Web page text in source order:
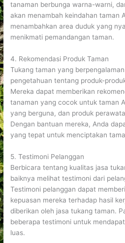
tanaman berbunga warna-warni,
akan menambah keindahan taman
menambahkan area duduk yang
menikmati pemandangan taman.
4. Rekomendasi Produk Taman
Tukang taman yang
pengetahuan tentang produk-
Mereka dapat memberikan
tanaman yang cocok untuk taman
yang berguna, dan produk
Dengan bantuan mereka, Anda
yang tepat untuk menciptakan
5. Testimoni Pelanggan
Berbicara tentang kualitas jasa
baiknya melihat testimoni dari
Testimoni pelanggan dapat
kepuasan mereka terhadap hasil
diberikan oleh jasa tukang taman.
beberapa testimoni untuk
luas.